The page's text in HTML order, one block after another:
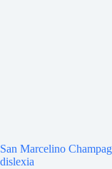
San Marcelino
dislexia